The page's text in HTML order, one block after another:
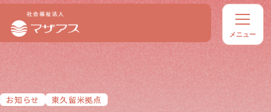
お知らせ 東久留米拠点